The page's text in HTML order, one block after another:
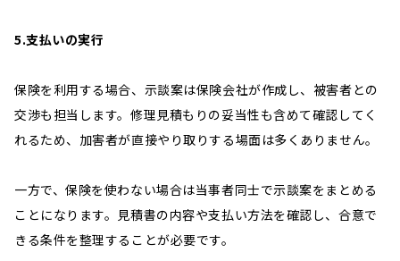
5.支払いの実行
保険を利用する場合、示談案は保険会社が作成し、被害者との
交渉も担当します。修理見積もりの妥当性も含めて確認してく
れるため、加害者が直接やり取りする場面は多くありません。
一方で、保険を使わない場合は当事者同士で示談案をまとめる
ことになります。見積書の内容や支払い方法を確認し、合意で
きる条件を整理することが必要です。